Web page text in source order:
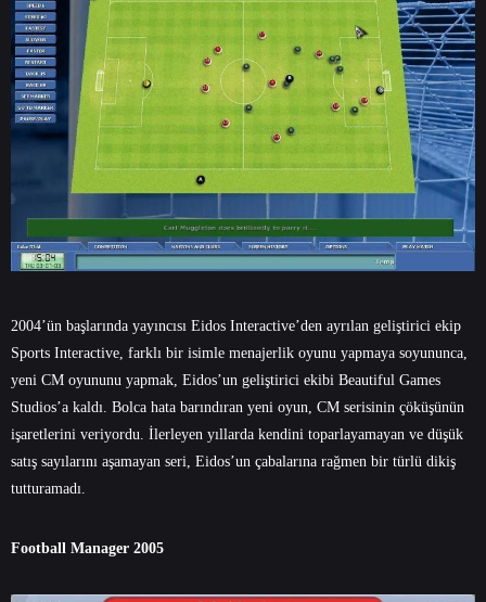
2004’ün başlarında yayıncısı Eidos Interactive’den ayrılan geliştirici ekip
Sports Interactive, farklı bir isimle menajerlik oyunu yapmaya soyununca,
yeni CM oyununu yapmak, Eidos’un geliştirici ekibi Beautiful Games
Studios’a kaldı. Bolca hata barındıran yeni oyun, CM serisinin çöküşünün
işaretlerini veriyordu. İlerleyen yıllarda kendini toparlayamayan ve düşük
satış sayılarını aşamayan seri, Eidos’un çabalarına rağmen bir türlü dikiş
tutturamadı.
Football Manager 2005